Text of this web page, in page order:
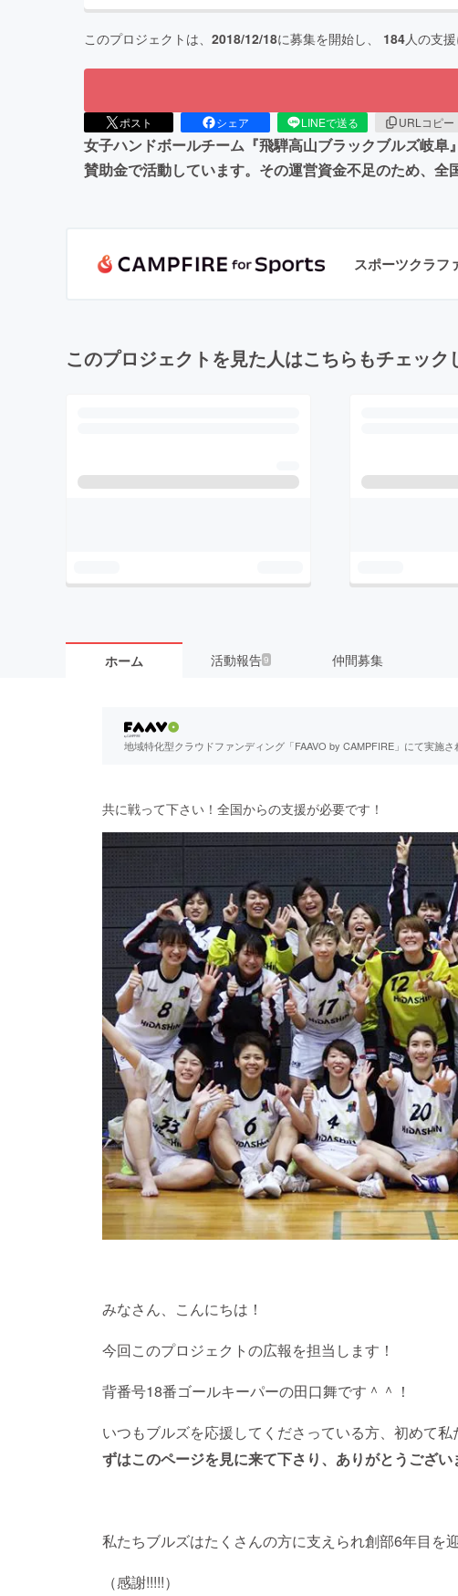
このプロジェクトは、 2018/12/18に募集を開始し、 184人の支
ポスト シェア LINEで送る URLコピー
女子ハンドボールチーム『飛騨高山ブラックブルズ岐
賛助金で活動しています。その運営資金不足のため、全
スポーツクラフ
このプロジェクトを見た人はこちらもチェック
ホーム 活動報告9 仲間募集
地域特化型クラウドファンディング「FAAVO by CAMPFIRE」にて実施さ
共に戦って下さい！全国からの支援が必要です！
みなさん、こんにちは！
今回このプロジェクトの広報を担当します！
背番号18番ゴールキーパーの田口舞です＾＾！
いつもブルズを応援してくださっている方、初めて私
ずはこのページを見に来て下さり、ありがとうござい
私たちブルズはたくさんの方に支えられ創部6年目を
（感謝!!!!!）